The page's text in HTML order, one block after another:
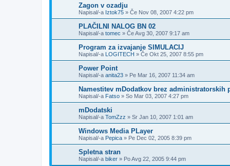
Zagon v ozadju
Napisal/-a Iztok75 » Če Nov 08, 2007 4:22 pm
PLAČILNI NALOG BN 02
Napisal/-a tomec » Če Avg 30, 2007 9:17 am
Program za izvajanje SIMULACIJ
Napisal/-a LOGITECH » Če Okt 25, 2007 8:55 pm
Power Point
Napisal/-a anita23 » Pe Mar 16, 2007 11:34 am
Namestitev mDodatkov brez administratorskih
Napisal/-a Fatso » So Mar 03, 2007 4:27 pm
mDodatski
Napisal/-a TomZzz » Sr Jan 10, 2007 1:01 am
Windows Media PLayer
Napisal/-a Pepica » Pe Dec 02, 2005 8:39 pm
Spletna stran
Napisal/-a biker » Po Avg 22, 2005 9:44 pm